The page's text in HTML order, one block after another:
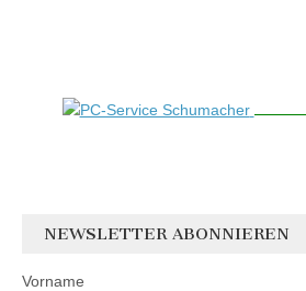
NEWSLETTER ABONNIEREN
Vorname